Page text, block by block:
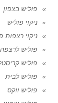
פוליש בצפון
ניקוי פוליש
ניקוי רצפות
פוליש לרצפה
פוליש
פוליש לבית
פוליש ווקס